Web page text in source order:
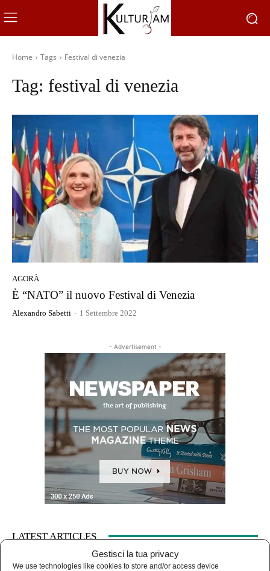
Gestisci la tua privacy
We use technologies like cookies to store and/or access device
Home Tags Festival di venezia
Tag: festival di venezia
AGORÀ
È “NATO” il nuovo Festival di Venezia
Alexandro Sabetti - 1 Settembre 2022
- Advertisement -
LATEST ARTICLES